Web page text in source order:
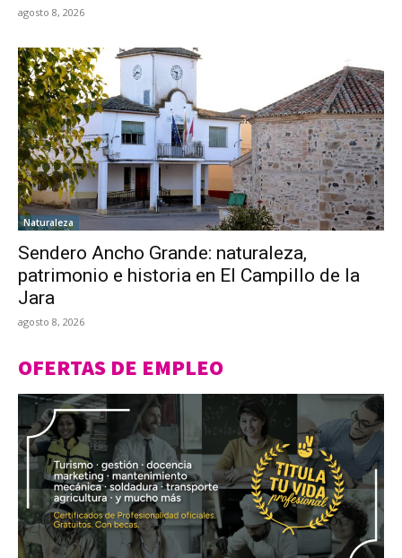
agosto 8, 2026
Naturaleza
Sendero Ancho Grande: naturaleza,
patrimonio e historia en El Campillo de la
Jara
agosto 8, 2026
OFERTAS DE EMPLEO